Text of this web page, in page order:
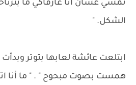
تمشي عشان أنا عارفاكي ما
الشكل. "
ابتلعت عائشة لعابها بتوتر
همست بصوت مبحوح " . " ما أنا